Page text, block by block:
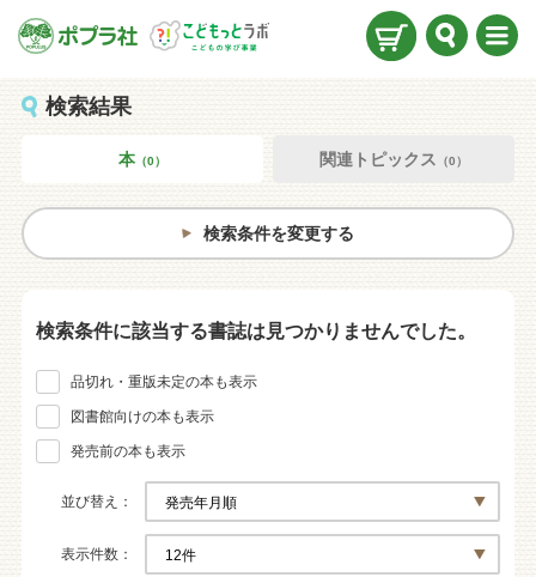
検索結果
本（0） 関連トピックス （0）
検索条件を変更する
検索条件に該当する書誌は見つかりませんでした。
品切れ・重版未定の本も表示
図書館向けの本も表示
発売前の本も表示
並び替え
表示件数